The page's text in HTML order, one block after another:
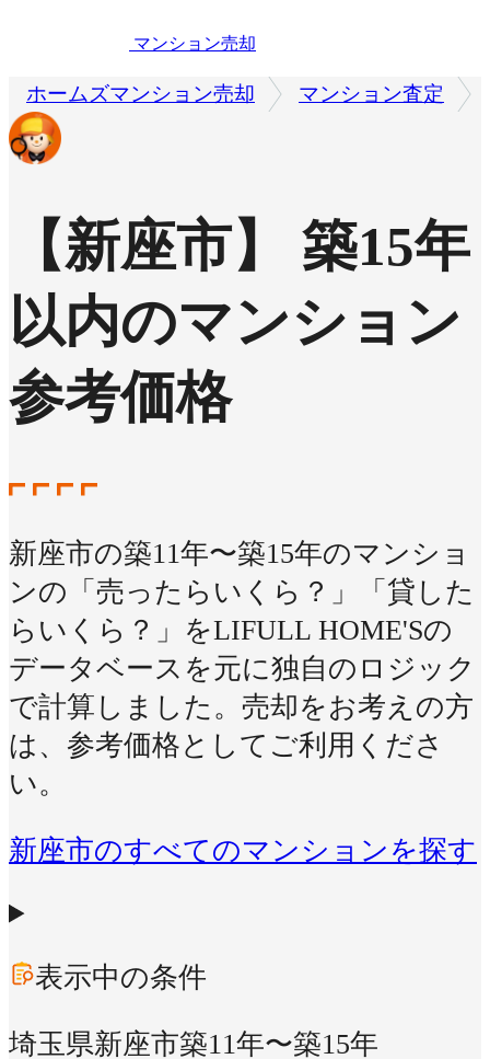
マンション売却
ホームズマンション売却 マンション査定
【新座市】 築15年
以内のマンション
参考価格
新座市の築11年〜築15年のマンショ
ンの「売ったらいくら？」「貸した
らいくら？」をLIFULL HOME'Sの
データベースを元に独自のロジック
で計算しました。売却をお考えの方
は、参考価格としてご利用くださ
い。
新座市のすべてのマンションを探す
表示中の条件
埼玉県新座市築11年〜築15年